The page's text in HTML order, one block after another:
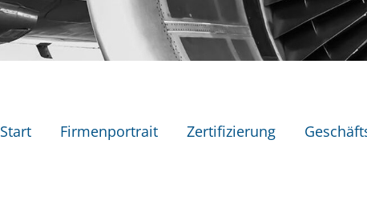
Start
Firmenportrait Zertifizierung